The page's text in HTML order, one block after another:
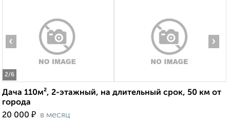
2/6
‹ ›
Дача 110м², 2-этажный, на длительный срок, 50 км от
города
20 000 ₽ в месяц